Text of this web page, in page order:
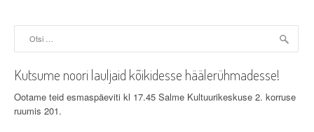
v
i
g
Kutsume noori lauljaid kõikidesse häälerühmadesse!
Ootame teid esmaspäeviti kl 17.45 Salme Kultuurikeskuse 2. korruse
ruumis 201.